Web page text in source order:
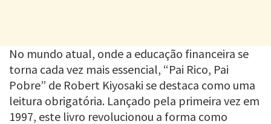
No mundo atual, onde a educação financeira se
torna cada vez mais essencial, “Pai Rico, Pai
Pobre” de Robert Kiyosaki se destaca como uma
leitura obrigatória. Lançado pela primeira vez em
1997, este livro revolucionou a forma como